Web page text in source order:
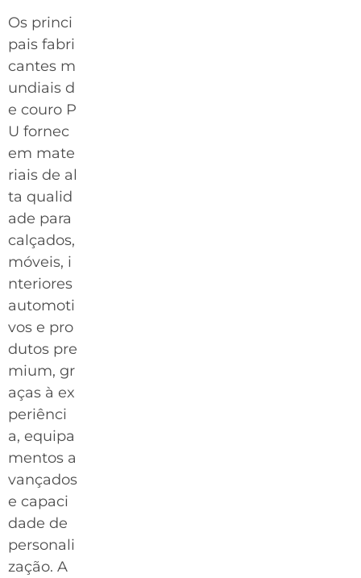
Os princi
pais fabri
cantes m
undiais d
e couro P
U fornec
em mate
riais de al
ta qualid
ade para
calçados,
móveis, i
nteriores
automoti
vos e pro
dutos pre
mium, gr
aças à ex
periênci
a, equipa
mentos a
vançados
e capaci
dade de
personali
zação. A